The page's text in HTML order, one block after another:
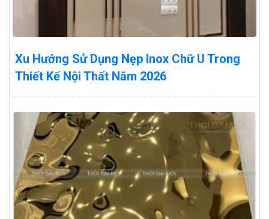
Xu Hướng Sử Dụng Nẹp Inox Chữ U Trong
Thiết Kế Nội Thất Năm 2026